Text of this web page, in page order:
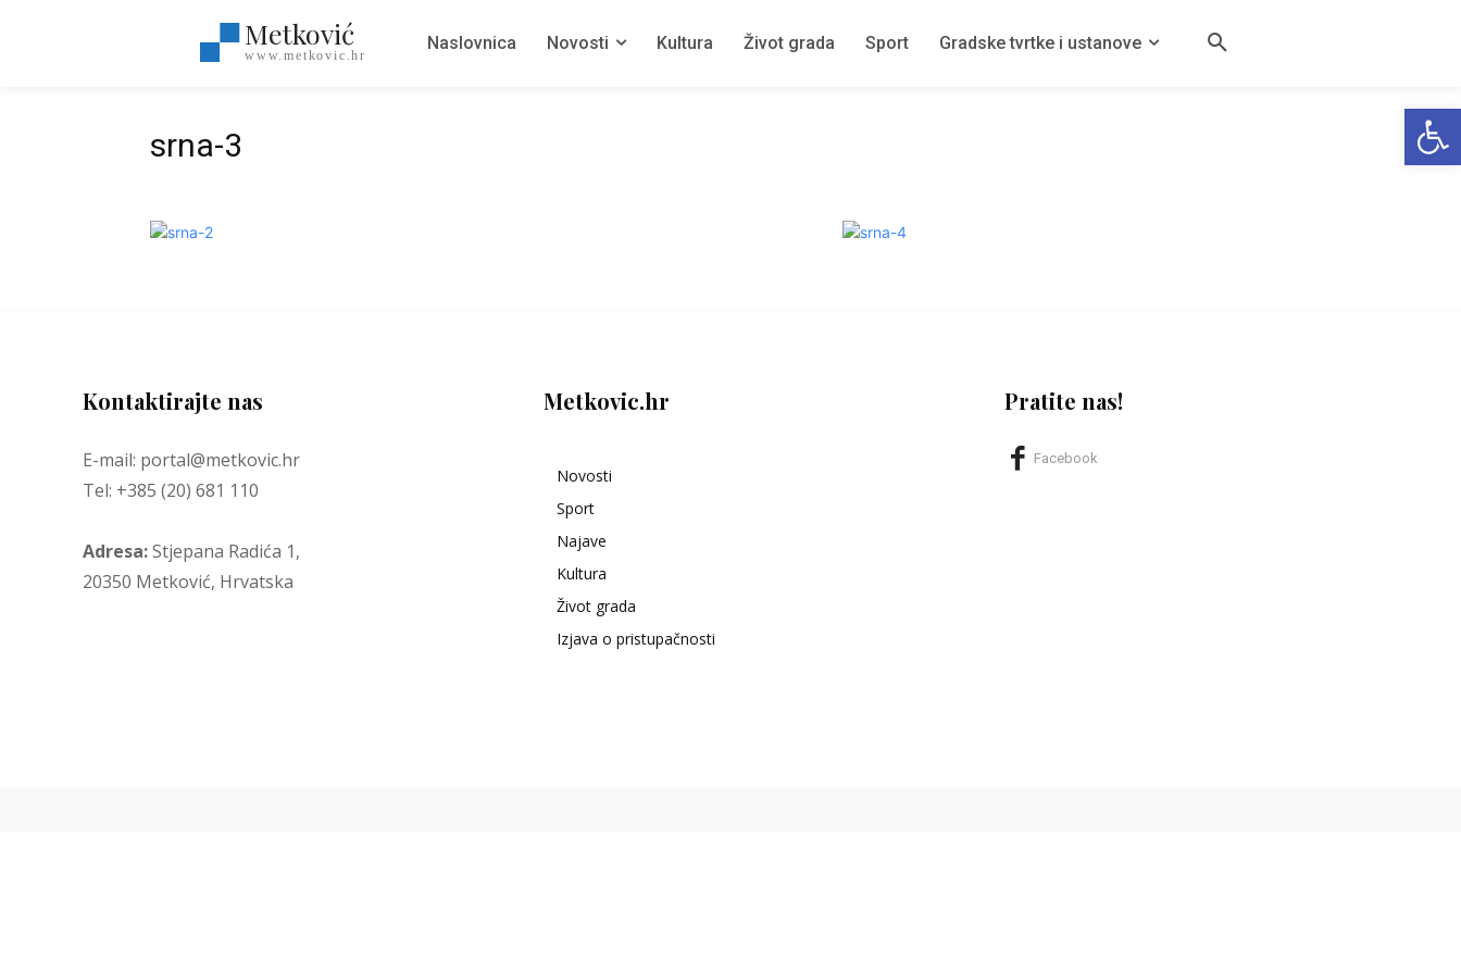
Metković
www.metkovic.hr
Naslovnica Novosti Kultura Život grada Sport Gradske tvrtke i ustanove
srna-3
Kontaktirajte nas
E-mail: portal@metkovic.hr
Tel: +385 (20) 681 110
Adresa:Stjepana Radića 1,
20350 Metković, Hrvatska
Metkovic.hr
Novosti
Sport
Najave
Kultura
Život grada
Izjava o pristupačnosti
Pratite nas!
Facebook